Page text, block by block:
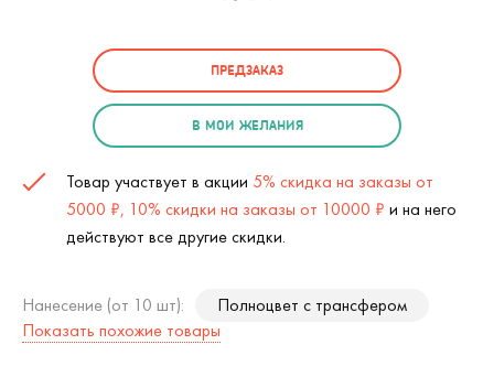
ПРЕДЗАКАЗ
В МОИ ЖЕЛАНИЯ
Товар участвует в акции 5% скидка на заказы от
5000 ₽, 10% скидки на заказы от 10000 ₽ и на него
действуют все другие скидки.
Нанесение (от 10 шт):
Полноцвет с трансфером
Показать похожие товары